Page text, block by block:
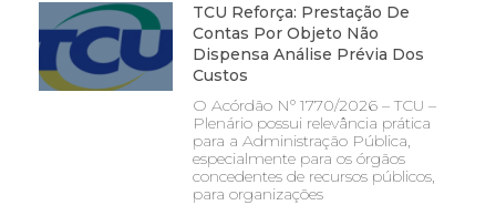
TCU Reforça: Prestação De
Contas Por Objeto Não
Dispensa Análise Prévia Dos
Custos
O Acórdão Nº 1770/2026 – TCU –
Plenário possui relevância prática
para a Administração Pública,
especialmente para os órgãos
concedentes de recursos públicos,
para organizações